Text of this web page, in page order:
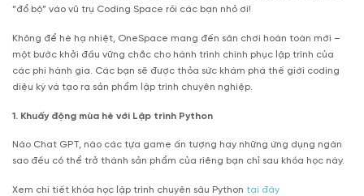
“đổ bộ” vào vũ trụ Coding Space rồi các bạn nhỏ ơi!
Không để hè hạ nhiệt, OneSpace mang đến sân chơi hoàn toàn mới –
một bước khởi đầu vững chắc cho hành trình chinh phục lập trình của
các phi hành gia. Các bạn sẽ được thỏa sức khám phá thế giới coding
diệu kỳ và tạo ra sản phẩm lập trình chuyên nghiệp.
1. Khuấy động mùa hè với Lập trình Python
Nào Chat GPT, nào các tựa game ấn tượng hay những ứng dụng ngàn
sao đều có thể trở thành sản phẩm của riêng bạn chỉ sau khóa học này.
Xem chi tiết khóa học lập trình chuyên sâu Python tại đây